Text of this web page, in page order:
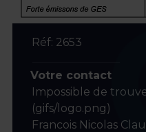
Réf: 2653
Votre contact
Impossible de
(gifs/logo.png)
Francois Nicolas